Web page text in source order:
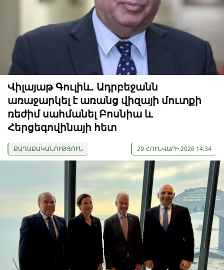
Վիլայաթ Գուլիև. Ադրբեջանն
առաջարկել է առանց վիզայի մուտքի
ռեժիմ սահմանել Բոսնիա և
Հերցեգովինայի հետ
ՔԱՂԱՔԱԿԱՆՈՒԹՅՈՒՆ 29 ՀՈՒՆՎԱՐԻ 2026 14:34